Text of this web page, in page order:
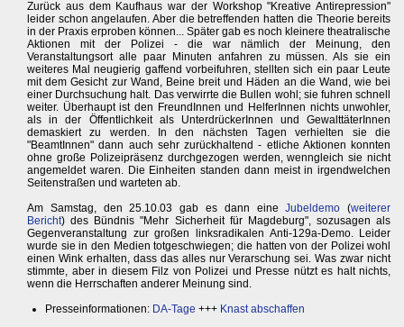
Zurück aus dem Kaufhaus war der Workshop "Kreative Antirepression"
leider schon angelaufen. Aber die betreffenden hatten die Theorie bereits
in der Praxis erproben können... Später gab es noch kleinere theatralische
Aktionen mit der Polizei - die war nämlich der Meinung, den
Veranstaltungsort alle paar Minuten anfahren zu müssen. Als sie ein
weiteres Mal neugierig gaffend vorbeifuhren, stellten sich ein paar Leute
mit dem Gesicht zur Wand, Beine breit und Häden an die Wand, wie bei
einer Durchsuchung halt. Das verwirrte die Bullen wohl; sie fuhren schnell
weiter. Überhaupt ist den FreundInnen und HelferInnen nichts unwohler,
als in der Öffentlichkeit als UnterdrückerInnen und GewalttäterInnen
demaskiert zu werden. In den nächsten Tagen verhielten sie die
"BeamtInnen" dann auch sehr zurückhaltend - etliche Aktionen konnten
ohne große Polizeipräsenz durchgezogen werden, wenngleich sie nicht
angemeldet waren. Die Einheiten standen dann meist in irgendwelchen
Seitenstraßen und warteten ab.
Am Samstag, den 25.10.03 gab es dann eineJubeldemo (weiterer
Bericht) des Bündnis "Mehr Sicherheit für Magdeburg", sozusagen als
Gegenveranstaltung zur großen linksradikalen Anti-129a-Demo. Leider
wurde sie in den Medien totgeschwiegen; die hatten von der Polizei wohl
einen Wink erhalten, dass das alles nur Verarschung sei. Was zwar nicht
stimmte, aber in diesem Filz von Polizei und Presse nützt es halt nichts,
wenn die Herrschaften anderer Meinung sind.
Presseinformationen: DA-Tage +++ Knast abschaffen